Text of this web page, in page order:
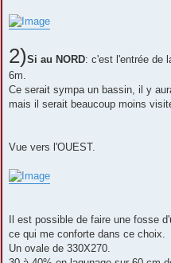
2)Si au NORD: c'est l'entrée de
6m.
Ce serait sympa un bassin, il y
mais il serait beaucoup moins
Vue vers l'OUEST.
Il est possible de faire une fosse
ce qui me conforte dans ce choix.
Un ovale de 330X270.